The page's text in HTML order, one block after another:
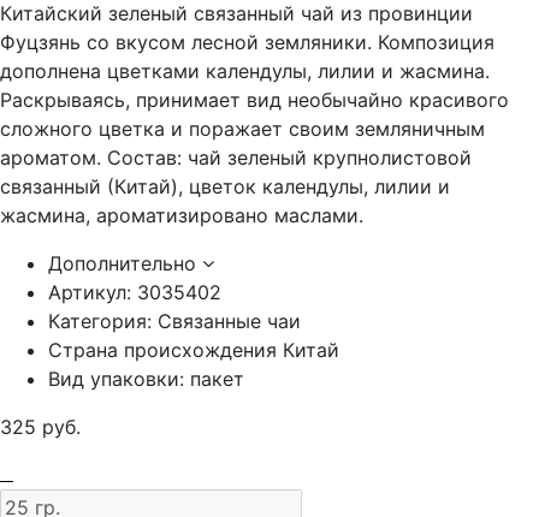
Китайский зеленый связанный чай из провинции
Фуцзянь со вкусом лесной земляники. Композиция
дополнена цветками календулы, лилии и жасмина.
Раскрываясь, принимает вид необычайно красивого
сложного цветка и поражает своим земляничным
ароматом. Состав: чай зеленый крупнолистовой
связанный (Китай), цветок календулы, лилии и
жасмина, ароматизировано маслами.
Дополнительно
Артикул: 3035402
Категория: Связанные чаи
Страна происхождения Китай
Вид упаковки: пакет
325 руб.